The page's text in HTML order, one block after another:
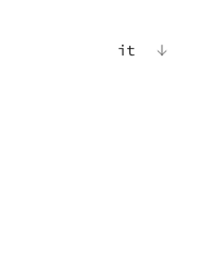
it